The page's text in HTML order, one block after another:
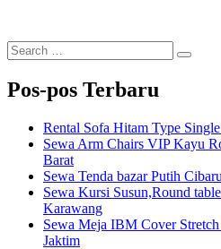
Search
for:
Search
Pos-pos Terbaru
Rental Sofa Hitam Type Single
Sewa Arm Chairs VIP Kayu
Barat
Sewa Tenda bazar Putih
Sewa Kursi Susun,Round
Karawang
Sewa Meja IBM Cover
Jaktim